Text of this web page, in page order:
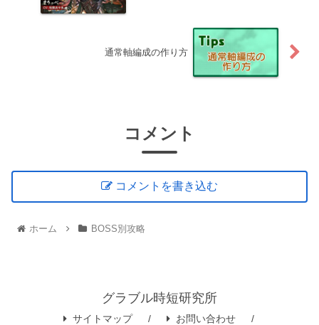
通常軸編成の作り方
コメント
コメントを書き込む
ホーム BOSS別攻略
グラブル時短研究所
サイトマップ
お問い合わせ